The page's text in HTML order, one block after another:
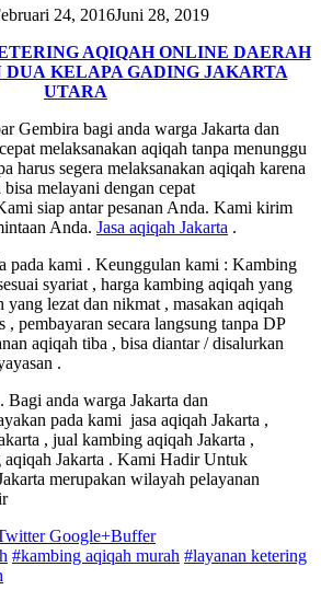
24, 2016Juni 28, 2019
AQIQAH ONLINE DAERAH
DUA KELAPA GADING JAKARTA
UTARA
bagi anda warga Jakarta dan
melaksanakan aqiqah tanpa menunggu
harus segera melaksanakan aqiqah karena
melayani dengan cepat
siap antar pesanan Anda. Kami kirim
Anda. Jasa aqiqah Jakarta .
pada kami . Keunggulan kami : Kambing
syariat , harga kambing aqiqah yang
yang lezat dan nikmat , masakan aqiqah
, pembayaran secara langsung tanpa DP
aqiqah tiba , bisa diantar / disalurkan
.
Bagi anda warga Jakarta dan
pada kami jasa aqiqah Jakarta ,
, jual kambing aqiqah Jakarta ,
aqiqah Jakarta . Kami Hadir Untuk
merupakan wilayah pelayanan
Google+Buffer
#kambing aqiqah murah #layanan ketering